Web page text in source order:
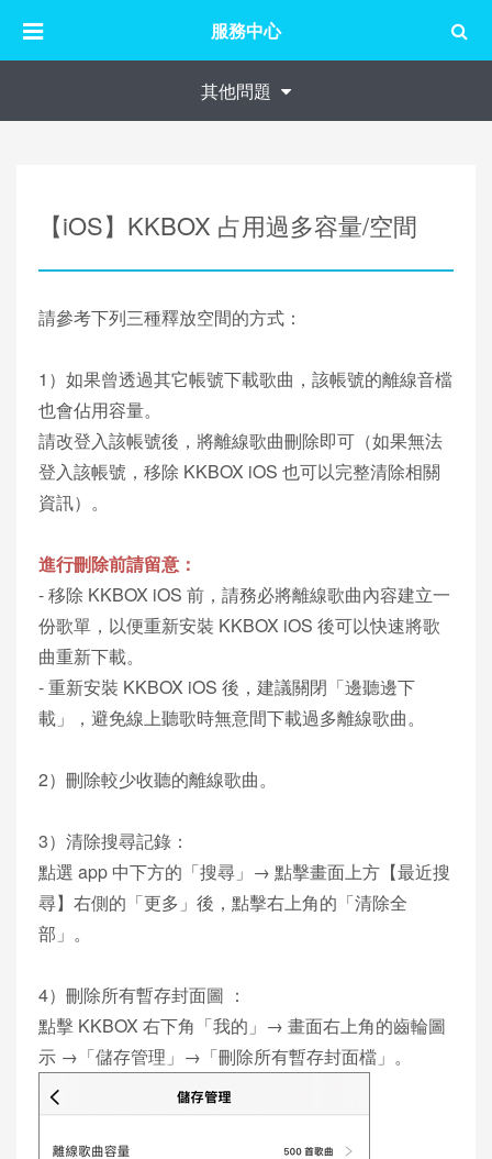
服務中心
其他問題
【iOS】KKBOX 占用過多容量/空間
請參考下列三種釋放空間的方式：
1）如果曾透過其它帳號下載歌曲，該帳號的離線音檔
也會佔用容量。
請改登入該帳號後，將離線歌曲刪除即可（如果無法
登入該帳號，移除 KKBOX iOS 也可以完整清除相關
資訊）。
進行刪除前請留意：
- 移除 KKBOX iOS 前，請務必將離線歌曲內容建立一
份歌單，以便重新安裝 KKBOX iOS 後可以快速將歌
曲重新下載。
- 重新安裝 KKBOX iOS 後，建議關閉「邊聽邊下
載」，避免線上聽歌時無意間下載過多離線歌曲。
2）刪除較少收聽的離線歌曲。
3）清除搜尋記錄：
點選 app 中下方的「搜尋」→ 點擊畫面上方【最近搜
尋】右側的「更多」後，點擊右上角的「清除全
部」。
4）刪除所有暫存封面圖 ：
點擊 KKBOX 右下角「我的」→ 畫面右上角的齒輪圖
示 →「儲存管理」→「刪除所有暫存封面檔」。